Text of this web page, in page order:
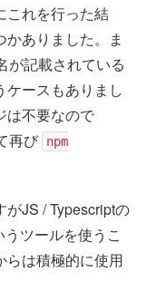
これを行った結
ありました。ま
が記載されている
ケースもありまし
は不要なので
再び
npm
JS / Typescriptの
うツールを使うこ
らは積極的に使用